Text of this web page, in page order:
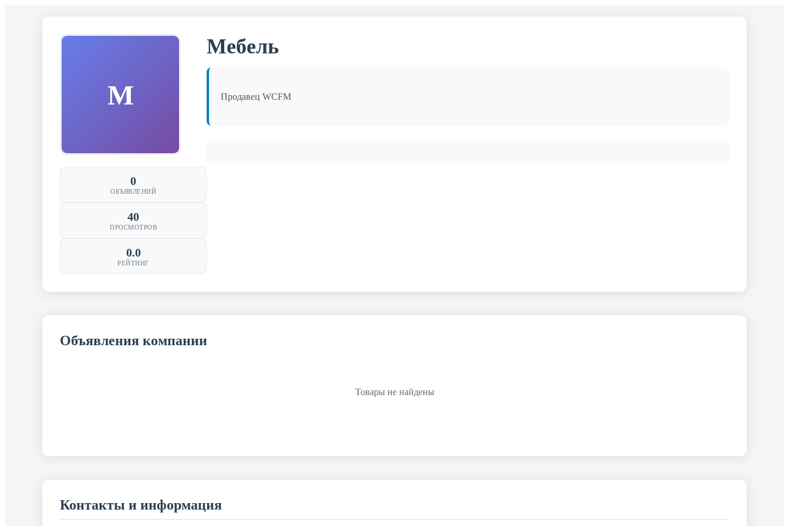
М
0
ОБЪЯВЛЕНИЙ
40
ПРОСМОТРОВ
0.0
РЕЙТИНГ
Мебель
Продавец WCFM
Объявления компании
Товары не найдены
Контакты и информация